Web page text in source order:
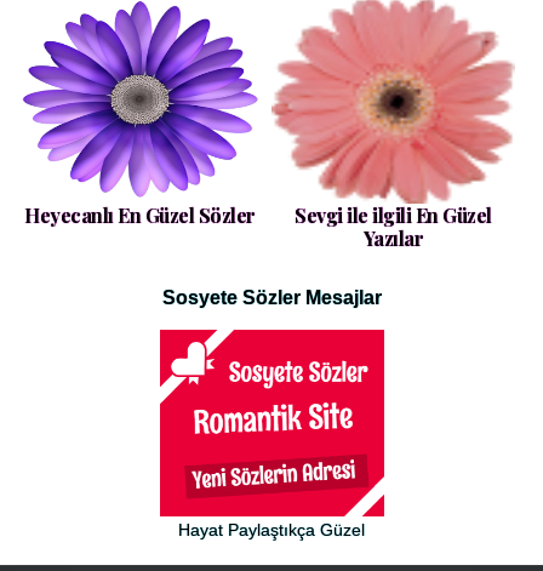
Heyecanlı En Güzel Sözler
Sevgi ile ilgili En Güzel
Yazılar
Sosyete Sözler Mesajlar
Hayat Paylaştıkça Güzel